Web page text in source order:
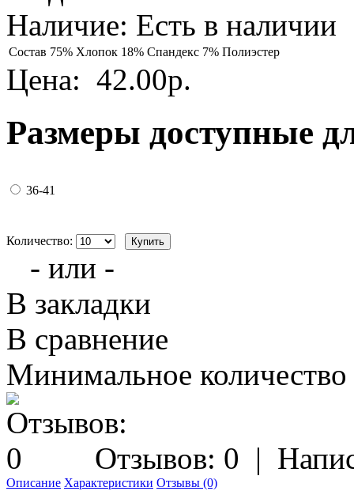
Наличие: Есть в наличии
Состав 75% Хлопок 18% Спандекс 7% Полиэстер
Цена: 42.00р.
Размеры доступные
36-41
Количество:
- или -
В закладки
В сравнение
Минимальное количество
Отзывов: 0 |
Описание Характеристики Отзывы (0)